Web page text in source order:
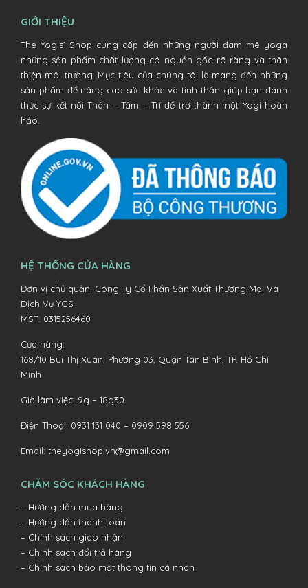
GIỚI THIỆU
The Yogis’ Shop cung cấp đến những người đam mê yoga
những sản phẩm chất lượng có nguồn gốc rõ ràng và thân
thiện môi trường. Mục tiêu của chúng tôi là mang đến những
sản phẩm để nâng cao sức khỏe và tinh thần giúp bạn đánh
thức sự kết nối Thân – Tâm – Trí để trở thành một Yogi hoàn
hảo.
HỆ THỐNG CỬA HÀNG
Đơn vị chủ quản: Công Ty Cổ Phần Sản Xuất Thương Mại Và
Dịch Vụ YGS
MST: 0315256460
Cửa hàng:
168/10 Bùi Thị Xuân, Phường 03, Quận Tân Bình, TP. Hồ Chí
Minh
Giờ làm việc: 9g – 18g30
Điện Thoại: 0931 131 040 – 0909 598 556
Email: theyogishop.vn@gmail.com
CHĂM SÓC KHÁCH HÀNG
– Hướng dẫn mua hàng
– Hướng dẫn thanh toán
– Chính sách giao nhận
– Chính sách đổi trả hàng
– Chính sách bảo mật thông tin cá nhân